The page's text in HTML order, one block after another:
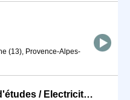
(13), Provence-Alpes-
Chef de projet en bureau d'études / Electricité Contrôle-Commande (H/F)